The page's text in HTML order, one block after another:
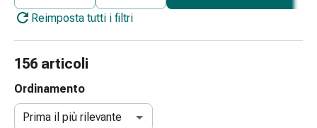
fissaggio
garza
Bendaggi
compressivi
Cerotti
Reimposta tutti i filtri
156 articoli
Ordinamento
Prima il più rilevante